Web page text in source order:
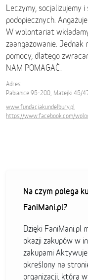
Leczymy, socjalizujemy
podopiecznych.
W wolontariat
zaangażowanie. Jednak
pomocy, dlatego
NAM POMAGAĆ.
Adres:
Pabianice 95-200, Matejki 45/
www.fundacjakundelbury.pl
https://www.facebook.com/
Na czym polega
FaniMani.pl?
Dzięki FaniMani.pl
okazji zakupów w
zakupami
określony na
organizacji, którą